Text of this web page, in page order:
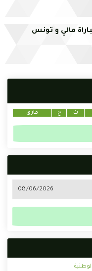
مالي و تونس
ت خ فارق
الوطنية